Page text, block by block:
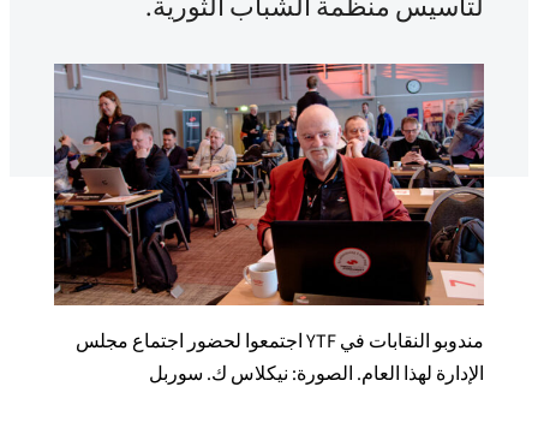
مندوبو النقابات في YTF اجتمعوا لحضور اجتماع مجلس
الإدارة لهذا العام. الصورة: نيكلاس ك. سوربل